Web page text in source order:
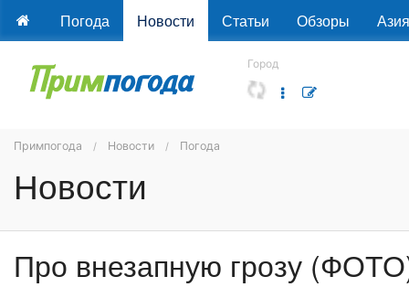
Погода Новости Статьи Обзоры Азия
Город
Примпогода Новости Погода
Новости
Про внезапную грозу